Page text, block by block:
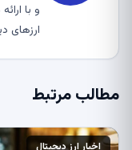
و با
ارزهای
مطالب مرتبط
اخبار ارز دیجیتال